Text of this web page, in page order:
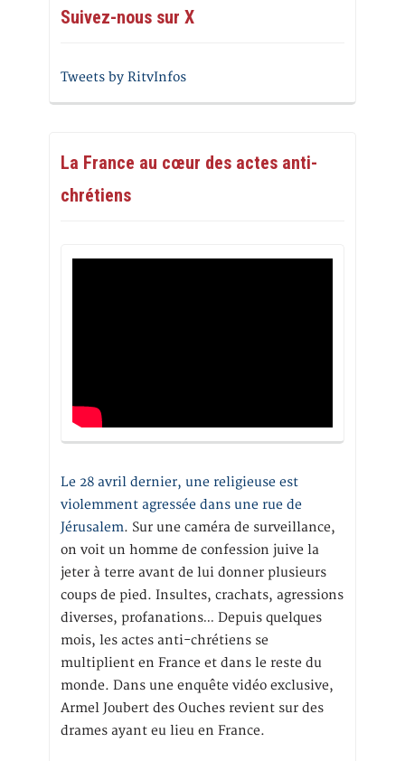
Suivez-nous sur X
Tweets by RitvInfos
La France au cœur des actes anti-
chrétiens
Le 28 avril dernier, une religieuse est
violemment agressée dans une rue de
Jérusalem. Sur une caméra de surveillance,
on voit un homme de confession juive la
jeter à terre avant de lui donner plusieurs
coups de pied. Insultes, crachats, agressions
diverses, profanations… Depuis quelques
mois, les actes anti-chrétiens se
multiplient en France et dans le reste du
monde. Dans une enquête vidéo exclusive,
Armel Joubert des Ouches revient sur des
drames ayant eu lieu en France.